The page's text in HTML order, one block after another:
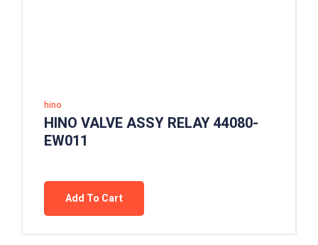
hino
HINO VALVE ASSY RELAY 44080-
EW011
Add To Cart